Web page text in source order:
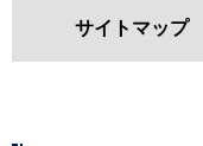
サイトマップ